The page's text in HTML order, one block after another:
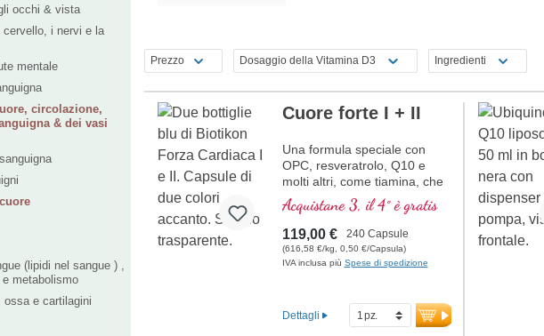
occhi & vista
cervello, i nervi e la
mentale
circolazione,
& dei vasi
(lipidi nel sangue ) ,
metabolismo
ossa e cartilagini
Prezzo Dosaggio della Vitamina D3 Ingredienti
Cuore forte I + II
Una formula speciale con
OPC, resveratrolo, Q10 e
molti altri, come tiamina, che
contribuisce alla normale
funzione cardiaca. (Formula 1
e Formula 2)
Acquistane 3, il 4° è gratis
119,00 € 240 Capsule
(616,58 €/kg, 0,50 €/Capsula)
IVA inclusa più Spese di spedizione
Dettagli